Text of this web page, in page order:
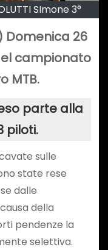
SImone 3°
Domenica 26
campionato
MTB.
parte alla
piloti.
sulle
state rese
dalle
della
pendenze la
selettiva.